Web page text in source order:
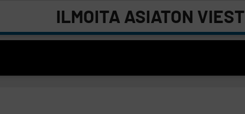
ILMOITA ASIATON VIESTI